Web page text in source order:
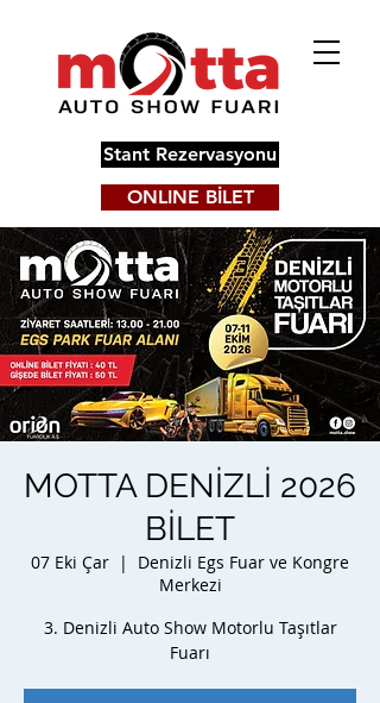
Stant Rezervasyonu
ONLINE BİLET
MOTTA DENİZLİ 2026
BİLET
07 Eki Çar
  |
Denizli Egs Fuar ve Kongre
Merkezi
3. Denizli Auto Show Motorlu Taşıtlar
Fuarı